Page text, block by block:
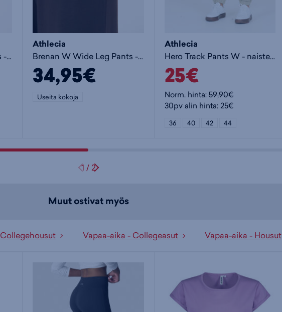
Brenan W Wide Leg Pants - naisten collegehousut
Athlecia
Brenan W Wide Leg Pants - naisten collegehousut
34,95€
Useita kokoja
Athlecia
Hero Track Pants W - naisten vapaa-ajan housut
25€
Norm. hinta:59,90€
30pv alin hinta: 25€
36 40 42 44
1 / 2
Muut ostivat myös
Collegehousut Vapaa-aika - Collegeasut Vapaa-aika - Housut